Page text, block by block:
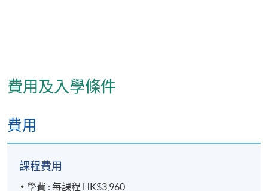
費用及入學條件
費用
課程費用
學費 : 每課程 HK$3,960